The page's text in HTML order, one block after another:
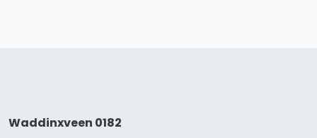
Waddinxveen 0182